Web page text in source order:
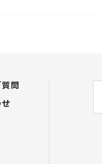
問